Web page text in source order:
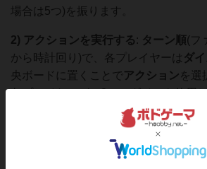
場合は5つ)を振ります。
2) アクションを実行する : ターン順(フ
から時計回り)で、各プレイヤーは ダ
央ボードに置くことで アクション を選
各プレイヤーが、2つのダイスを使用
を実行するまで、順番にターンを行い
: ダイスが 1つだけ残っ
ゲーム終了条件が満たさ